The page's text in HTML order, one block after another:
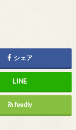
シェア
feedly